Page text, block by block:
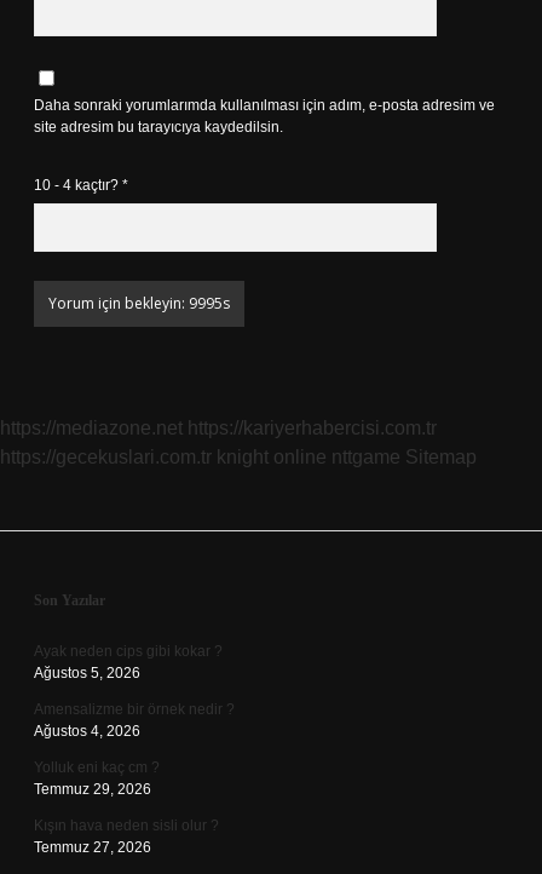
Daha sonraki yorumlarımda kullanılması için adım, e-posta adresim ve
site adresim bu tarayıcıya kaydedilsin.
10 - 4 kaçtır? *
https://mediazone.net https://kariyerhabercisi.com.tr
https://gecekuslari.com.tr knight online nttgame Sitemap
Sidebar
Son Yazılar
Ayak neden cips gibi kokar ?
Ağustos 5, 2026
Amensalizme bir örnek nedir ?
Ağustos 4, 2026
Yolluk eni kaç cm ?
Temmuz 29, 2026
Kışın hava neden sisli olur ?
Temmuz 27, 2026